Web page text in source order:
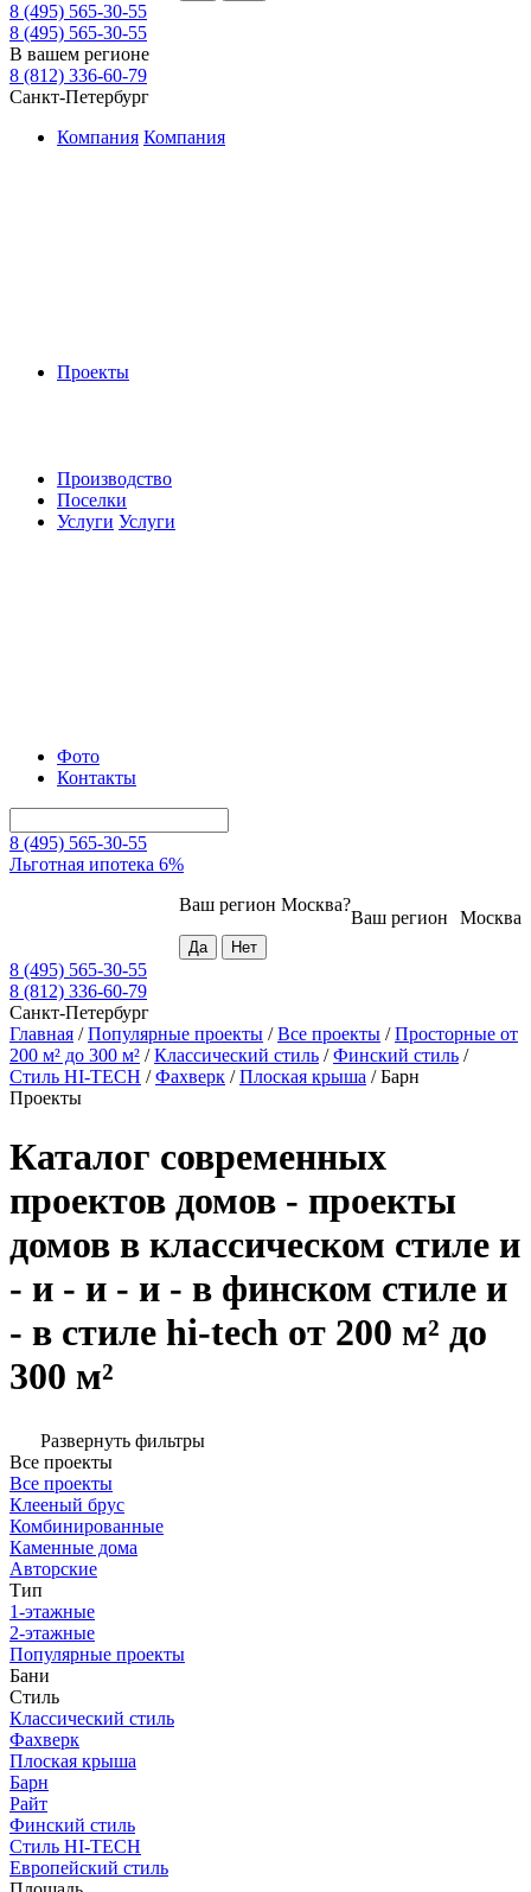
8 (495) 565-30-55
8 (495) 565-30-55
В вашем регионе
8 (812) 336-60-79
Санкт-Петербург
Компания Компания
Проекты
Производство
Поселки
Услуги Услуги
Фото
Контакты
8 (495) 565-30-55
Льготная ипотека 6%
Москва
Ваш регион
Ваш регион Москва?
8 (495) 565-30-55
8 (812) 336-60-79
Санкт-Петербург
Главная /Популярные проекты /Все проекты /Просторные от
200 м² до 300 м² /Классический стиль /Финский стиль /
Стиль HI-TECH /Фахверк /Плоская крыша /Барн
Проекты
Каталог современных
проектов домов - проекты
домов в классическом стиле и
- и - и - и - в финском стиле и
- в стиле hi-tech от 200 м² до
300 м²
Развернуть фильтры
Все проекты
Все проекты
Клееный брус
Комбинированные
Каменные дома
Авторские
Тип
1-этажные
2-этажные
Популярные проекты
Бани
Стиль
Классический стиль
Фахверк
Плоская крыша
Барн
Райт
Финский стиль
Стиль HI-TECH
Европейский стиль